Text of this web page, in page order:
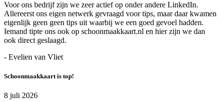
Voor ons bedrijf zijn we zeer actief op onder andere LinkedIn.
Allereerst ons eigen netwerk gevraagd voor tips, maar daar kwamen
eigenlijk geen geen tips uit waarbij we een goed gevoel hadden.
Iemand tipte ons ook op schoonmaakkaart.nl en hier zijn we dan
ook direct geslaagd.
- Evelien van Vliet
Schoonmaakkaart is top!
8 juli 2026